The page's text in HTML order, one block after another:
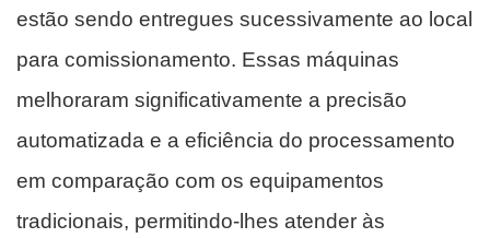
estão sendo entregues sucessivamente ao local
para comissionamento. Essas máquinas
melhoraram significativamente a precisão
automatizada e a eficiência do processamento
em comparação com os equipamentos
tradicionais, permitindo-lhes atender às